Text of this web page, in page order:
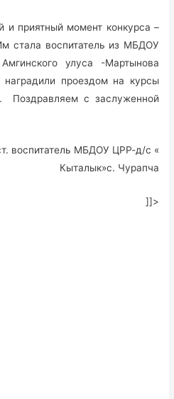
приятный момент конкурса –
стала воспитатель из МБДОУ
улуса -Мартынова
проездом на курсы
Поздравляем с заслуженной
воспитатель МБДОУ ЦРР-д/с «
Кыталык»с. Чурапча
]]>